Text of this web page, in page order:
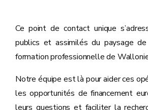
Ce point de contact unique
publics et assimilés du paysage
formation professionnelle de
Notre équipe est là pour aider ces
les opportunités de financement
leurs questions et faciliter la